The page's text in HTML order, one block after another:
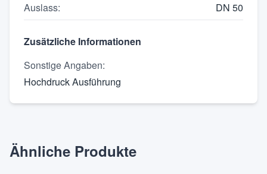
Auslass: DN 50
Zusätzliche Informationen
Sonstige Angaben:
Hochdruck Ausführung
Ähnliche Produkte